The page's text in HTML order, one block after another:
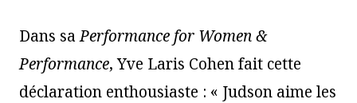
Dans saPerformance for Women &
Performance, Yve Laris Cohen fait cette
déclaration enthousiaste : « Judson aime les